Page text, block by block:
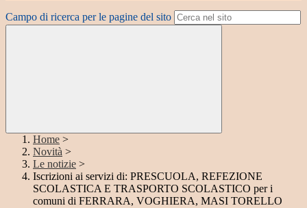
Campo di ricerca per le pagine del sito
Home >
Novità >
Le notizie >
Iscrizioni ai servizi di: PRESCUOLA, REFEZIONE
SCOLASTICA E TRASPORTO SCOLASTICO per i
comuni di FERRARA, VOGHIERA, MASI TORELLO